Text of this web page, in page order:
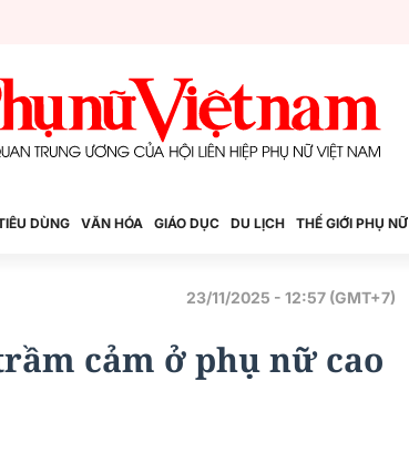
DÙNG VĂN HÓA GIÁO DỤC DU LỊCH THẾ GIỚI PHỤ NỮ
23/11/2025 - 12:57 (GMT+7)
cảm ở phụ nữ cao